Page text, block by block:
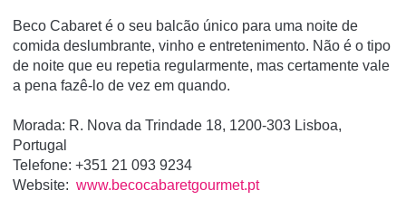
Beco Cabaret é o seu balcão único para uma noite de
comida deslumbrante, vinho e entretenimento. Não é o tipo
de noite que eu repetia regularmente, mas certamente vale
a pena fazê-lo de vez em quando.
Morada: R. Nova da Trindade 18, 1200-303 Lisboa,
Portugal
Telefone: +351 21 093 9234
Website: www.becocabaretgourmet.pt